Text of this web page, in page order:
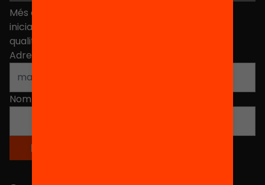
Més de 40.000 persones ja han triat Equitat. Rep
iniciatives, propostes i projectes per millorar la
qualitat de l'educació a Catalunya.
Adreça electrònica
Nom